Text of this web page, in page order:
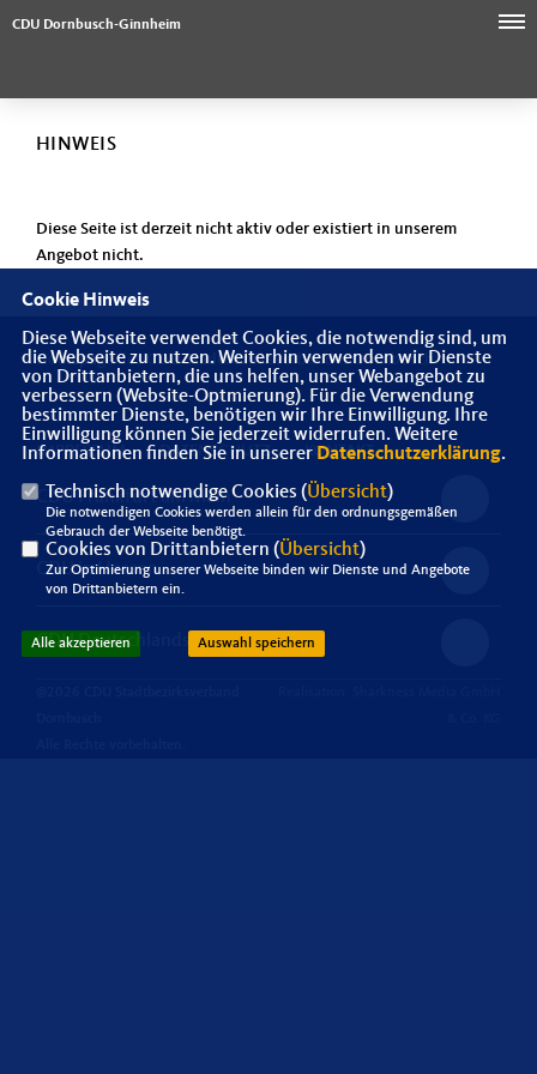
CDU Dornbusch-Ginnheim
HINWEIS
Diese Seite ist derzeit nicht aktiv oder existiert in unserem
Angebot nicht.
Homepage des CDU Stadtbezirksverbandes Dornbusch
IMPRESSUM DATENSCHUTZ KONTAKT
CDU Frankfurt am Main
CDU in Hessen
CDU Deutschlands
Cookie Hinweis
Diese Webseite verwendet Cookies, die notwendig sind, um
die Webseite zu nutzen. Weiterhin verwenden wir Dienste
von Drittanbietern, die uns helfen, unser Webangebot zu
verbessern (Website-Optmierung). Für die Verwendung
bestimmter Dienste, benötigen wir Ihre Einwilligung. Ihre
Einwilligung können Sie jederzeit widerrufen. Weitere
Informationen finden Sie in unserer Datenschutzerklärung.
Technisch notwendige Cookies (Übersicht)
Die notwendigen Cookies werden allein für den ordnungsgemäßen
Gebrauch der Webseite benötigt.
Cookies von Drittanbietern (Übersicht)
Zur Optimierung unserer Webseite binden wir Dienste und Angebote
von Drittanbietern ein.
Alle akzeptieren Auswahl speichern